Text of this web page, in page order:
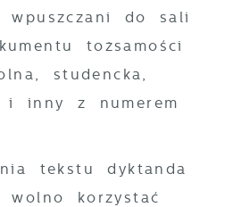
wpuszczani do sali
tożsamości
studencka,
i inny z numerem
tekstu dyktanda
wolno korzystać